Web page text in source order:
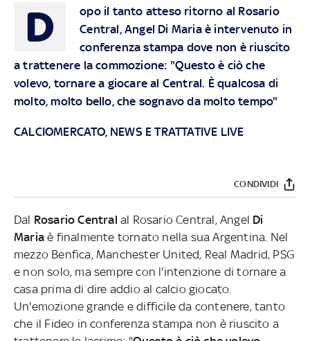
D
opo il tanto atteso ritorno al Rosario
Central, Angel Di Maria è intervenuto in
conferenza stampa dove non è riuscito
a trattenere la commozione: "Questo è ciò che
volevo, tornare a giocare al Central. È qualcosa di
molto, molto bello, che sognavo da molto tempo"
CALCIOMERCATO, NEWS E TRATTATIVE LIVE
CONDIVIDI
Dal Rosario Central al Rosario Central, Angel Di
Maria è finalmente tornato nella sua Argentina. Nel
mezzo Benfica, Manchester United, Real Madrid, PSG
e non solo, ma sempre con l'intenzione di tornare a
casa prima di dire addio al calcio giocato.
Un'emozione grande e difficile da contenere, tanto
che il Fideo in conferenza stampa non è riuscito a